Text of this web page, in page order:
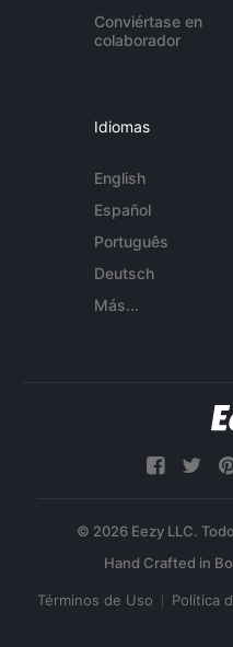
Conviértase en
colaborador
Idiomas
English
Español
Português
Deutsch
Más...
© 2026 Eezy LLC.
Términos de Uso Política